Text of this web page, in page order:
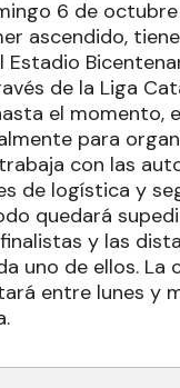
6 de
ascendido,
Estadio
de la Liga
el momento,
para
con las
de logística y
quedará
y las
uno de ellos. La
entre lunes y